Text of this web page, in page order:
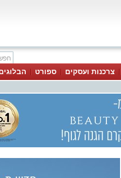
צרכנות ועסקים ספורט